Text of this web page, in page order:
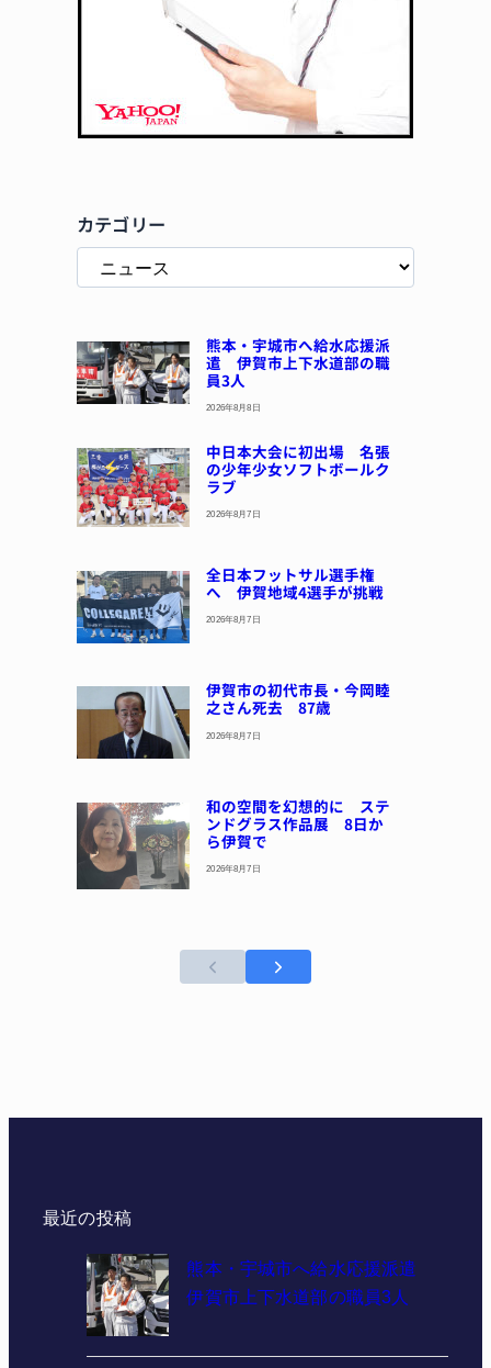
カテゴリー
熊本・宇城市へ給水応援派
遣 伊賀市上下水道部の職
員3人
2026年8月8日
中日本大会に初出場 名張
の少年少女ソフトボールク
ラブ
2026年8月7日
全日本フットサル選手権
へ 伊賀地域4選手が挑戦
2026年8月7日
伊賀市の初代市長・今岡睦
之さん死去 87歳
2026年8月7日
和の空間を幻想的に ステ
ンドグラス作品展 8日か
ら伊賀で
2026年8月7日
最近の投稿
熊本・宇城市へ給水応援派遣
伊賀市上下水道部の職員3人